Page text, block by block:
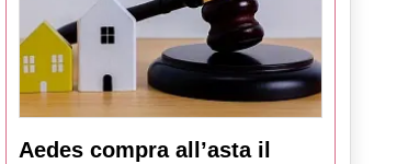
Aedes compra all’asta il